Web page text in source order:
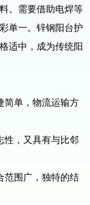
。需要借助电焊等
单一。锌钢阳台护
适中，成为传统阳
单，物流运输方
，又具有与比邻
围广，独特的结